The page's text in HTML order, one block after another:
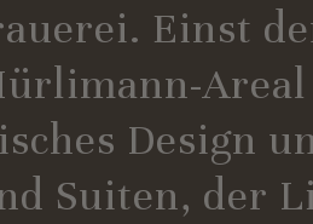
Einst
Design
Suiten, der